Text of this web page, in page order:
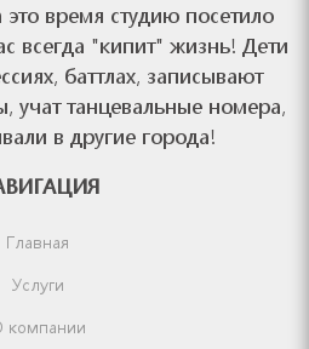
это время студию посетило
всегда "кипит" жизнь! Дети
баттлах, записывают
учат танцевальные номера,
в другие города!
Главная
Услуги
компании